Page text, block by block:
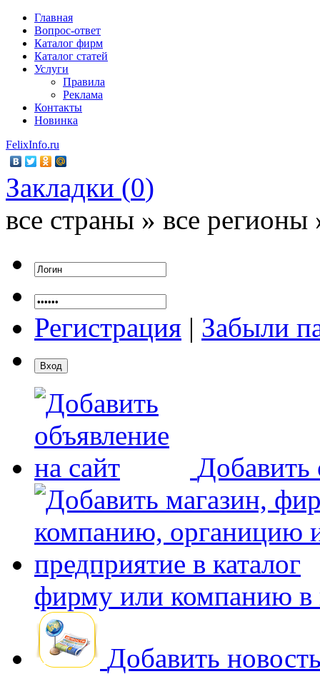
Главная
Вопрос-ответ
Каталог фирм
Каталог статей
Услуги
Правила
Реклама
Контакты
Новинка
FelixInfo.ru
Закладки (0)
все страны » все регионы
Регистрация | Забыли
Добавить
фирму или компанию в
Добавить